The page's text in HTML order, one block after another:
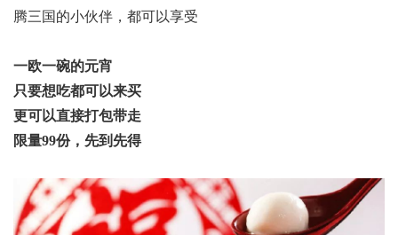
腾三国的小伙伴，都可以享受
一欧一碗的元宵
只要想吃都可以来买
更可以直接打包带走
限量99份，先到先得